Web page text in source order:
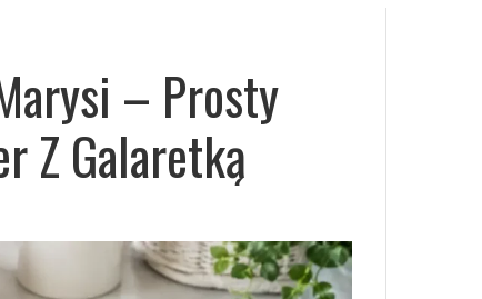
– Prosty
Z Galaretką